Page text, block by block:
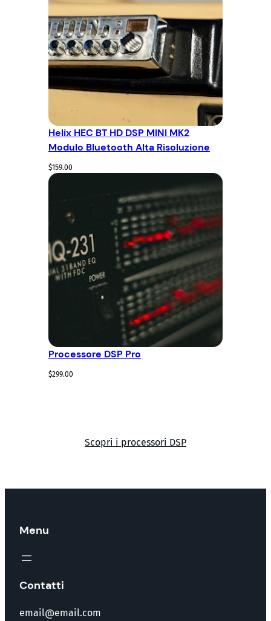
Helix HEC BT HD DSP MINI MK2
Modulo Bluetooth Alta Risoluzione
$159.00
Processore DSP Pro
$299.00
Scopri i processori DSP
Menu
Contatti
email@email.com